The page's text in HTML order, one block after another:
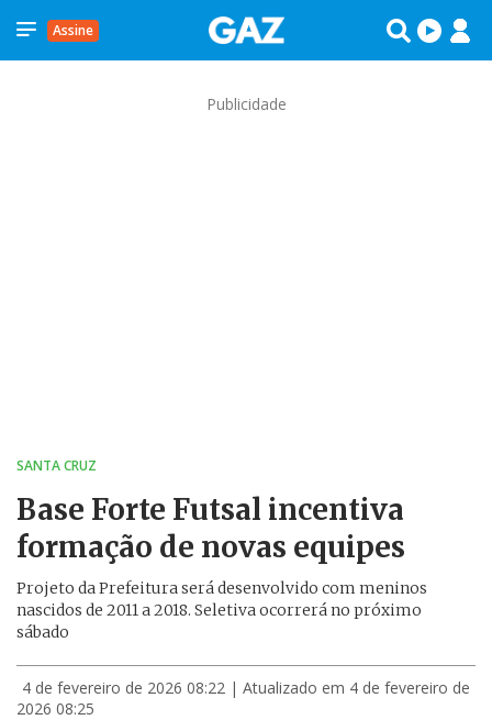
Assine
Publicidade
SANTA CRUZ
Base Forte Futsal incentiva
formação de novas equipes
Projeto da Prefeitura será desenvolvido com meninos
nascidos de 2011 a 2018. Seletiva ocorrerá no próximo
sábado
4 de fevereiro de 2026 08:22 | Atualizado em 4 de fevereiro de
2026 08:25